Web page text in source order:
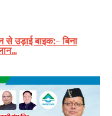
से उड़ाई बाइक:- बिना